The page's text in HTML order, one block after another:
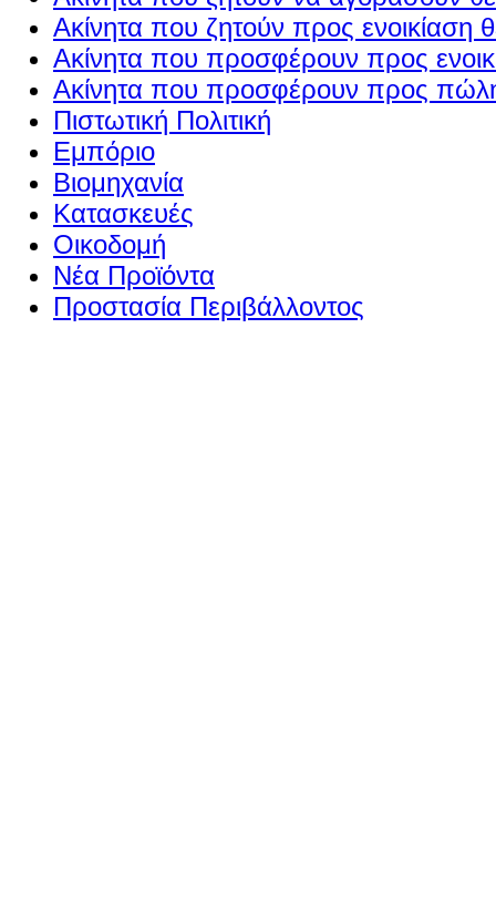
Ακίνητα που ζητούν προς ενοικίαση
Ακίνητα που προσφέρουν προς
Ακίνητα που προσφέρουν προς
Πιστωτική Πολιτική
Εμπόριο
Βιομηχανία
Κατασκευές
Οικοδομή
Νέα Προϊόντα
Προστασία Περιβάλλοντος